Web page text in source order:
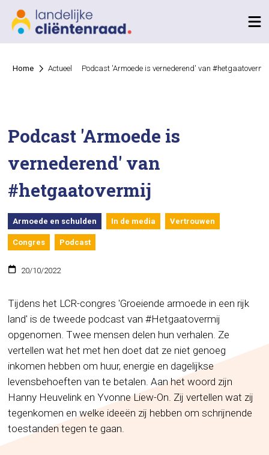
Home Actueel Podcast 'Armoede is vernederend' van #hetgaatovermij
Podcast 'Armoede is
vernederend' van
#hetgaatovermij
Armoede en schulden In de media Vertrouwen
Congres Podcast
20/10/2022
Tijdens het LCR-congres 'Groeiende armoede in een rijk
land' is de tweede podcast van #Hetgaatovermij
opgenomen. Twee mensen delen hun verhalen. Ze
vertellen wat het met hen doet dat ze niet genoeg
inkomen hebben om huur, energie en dagelijkse
levensbehoeften van te betalen. Aan het woord zijn
Hanny Heuvelink en Yvonne Liew-On. Zij vertellen wat zij
tegenkomen en welke ideeën zij hebben om schrijnende
toestanden tegen te gaan.